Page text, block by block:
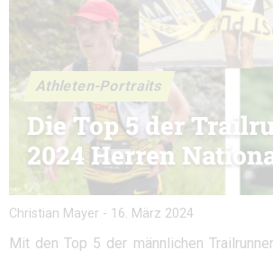
Athleten-Portraits
Die Top 5 der
2024 Herren
Christian Mayer - 16. März 2024
Mit den Top 5 der männlichen